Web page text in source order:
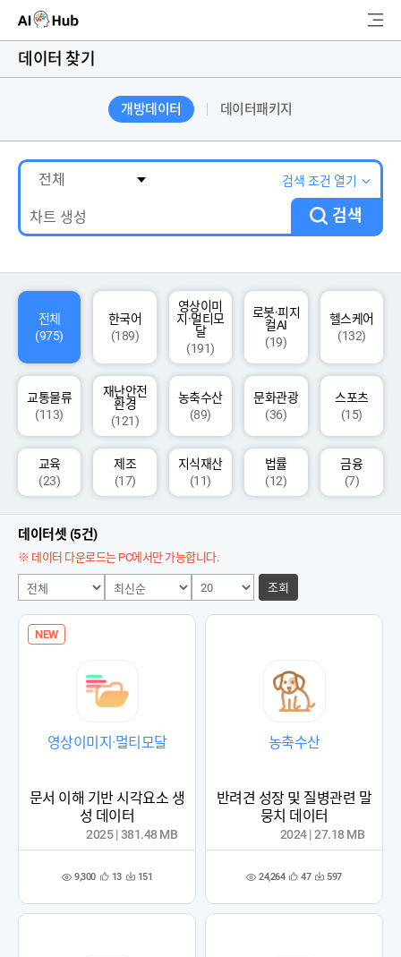
AI-Hub
AI 데이터찾기
AI 허브소개
AI 개발지원
고객지원
색
데이터 찾기
개방데이터 데이터패키지
검색 조건 열기
검색
전체
(975)
한국어
(189)
영상이미
지·멀티모
달
(191)
로봇·피지
컬AI
(19)
헬스케어
(132)
교통물류
(113)
재난안전
환경
(121)
농축수산
(89)
문화관광
(36)
스포츠
(15)
교육
(23)
제조
(17)
지식재산
(11)
법률
(12)
금융
(7)
데이터셋 (5건)
※ 데이터 다운로드는 PC에서만 가능합니다.
조회
NEW
영상이미지·멀티모달
문서 이해 기반 시각요소 생
성 데이터
조 9,300 관
록
13 다 151
2025 | 381.48 MB
농축수산
반려견 성장 및 질병관련 말
뭉치 데이터
조 24,264 관
록
47 다 597
2024 | 27.18 MB